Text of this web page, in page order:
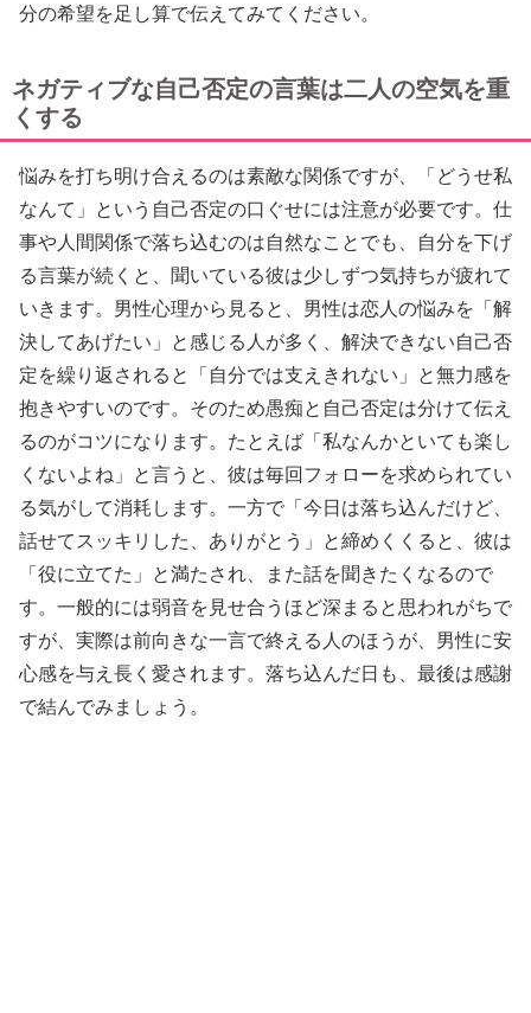
分の希望を足し算で伝えてみてください。
ネガティブな自己否定の言葉は二人の空気を重
くする
悩みを打ち明け合えるのは素敵な関係ですが、「どうせ私
なんて」という自己否定の口ぐせには注意が必要です。仕
事や人間関係で落ち込むのは自然なことでも、自分を下げ
る言葉が続くと、聞いている彼は少しずつ気持ちが疲れて
いきます。男性心理から見ると、男性は恋人の悩みを「解
決してあげたい」と感じる人が多く、解決できない自己否
定を繰り返されると「自分では支えきれない」と無力感を
抱きやすいのです。そのため愚痴と自己否定は分けて伝え
るのがコツになります。たとえば「私なんかといても楽し
くないよね」と言うと、彼は毎回フォローを求められてい
る気がして消耗します。一方で「今日は落ち込んだけど、
話せてスッキリした、ありがとう」と締めくくると、彼は
「役に立てた」と満たされ、また話を聞きたくなるので
す。一般的には弱音を見せ合うほど深まると思われがちで
すが、実際は前向きな一言で終える人のほうが、男性に安
心感を与え長く愛されます。落ち込んだ日も、最後は感謝
で結んでみましょう。